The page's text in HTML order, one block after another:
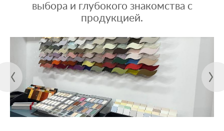
выбора и глубокого знакомства с
продукцией.